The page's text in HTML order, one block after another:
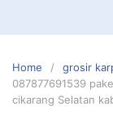
Home
grosir
087877691539
cikarang Selatan